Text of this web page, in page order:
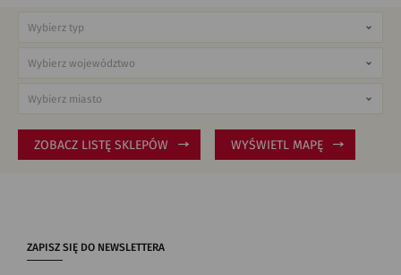
ZOBACZ LISTĘ SKLEPÓW WYŚWIETL MAPĘ
ZAPISZ SIĘ DO NEWSLETTERA